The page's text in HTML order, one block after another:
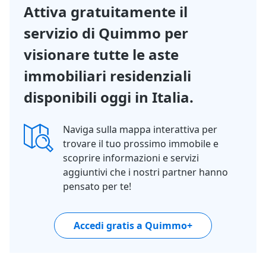
Attiva gratuitamente il
servizio di Quimmo per
visionare tutte le aste
immobiliari residenziali
disponibili oggi in Italia.
Naviga sulla mappa interattiva per
trovare il tuo prossimo immobile e
scoprire informazioni e servizi
aggiuntivi che i nostri partner hanno
pensato per te!
Accedi gratis a Quimmo+